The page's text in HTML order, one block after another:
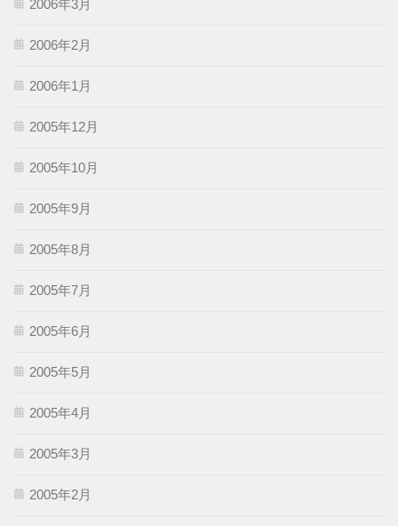
2006年3月
2006年2月
2006年1月
2005年12月
2005年10月
2005年9月
2005年8月
2005年7月
2005年6月
2005年5月
2005年4月
2005年3月
2005年2月